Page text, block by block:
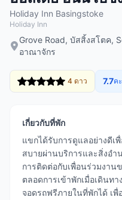
Holiday Inn Basingstoke
Holiday Inn
Grove Road, บัสสิ้งสโตค,
อาณาจักร
4 ดาว 7.7ค
เกี่ยวกับที่พัก
แขกได้รับการดูแลอย่างดีเ
สบายผ่านบริการและสิ่งอ
การติดต่อกับเพื่อนร่วมงาน
ตลอดการเข้าพักเมื่อเดินท
จอดรถฟรีภายในที่พักได้ เ